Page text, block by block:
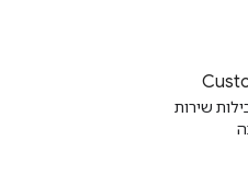
שירות